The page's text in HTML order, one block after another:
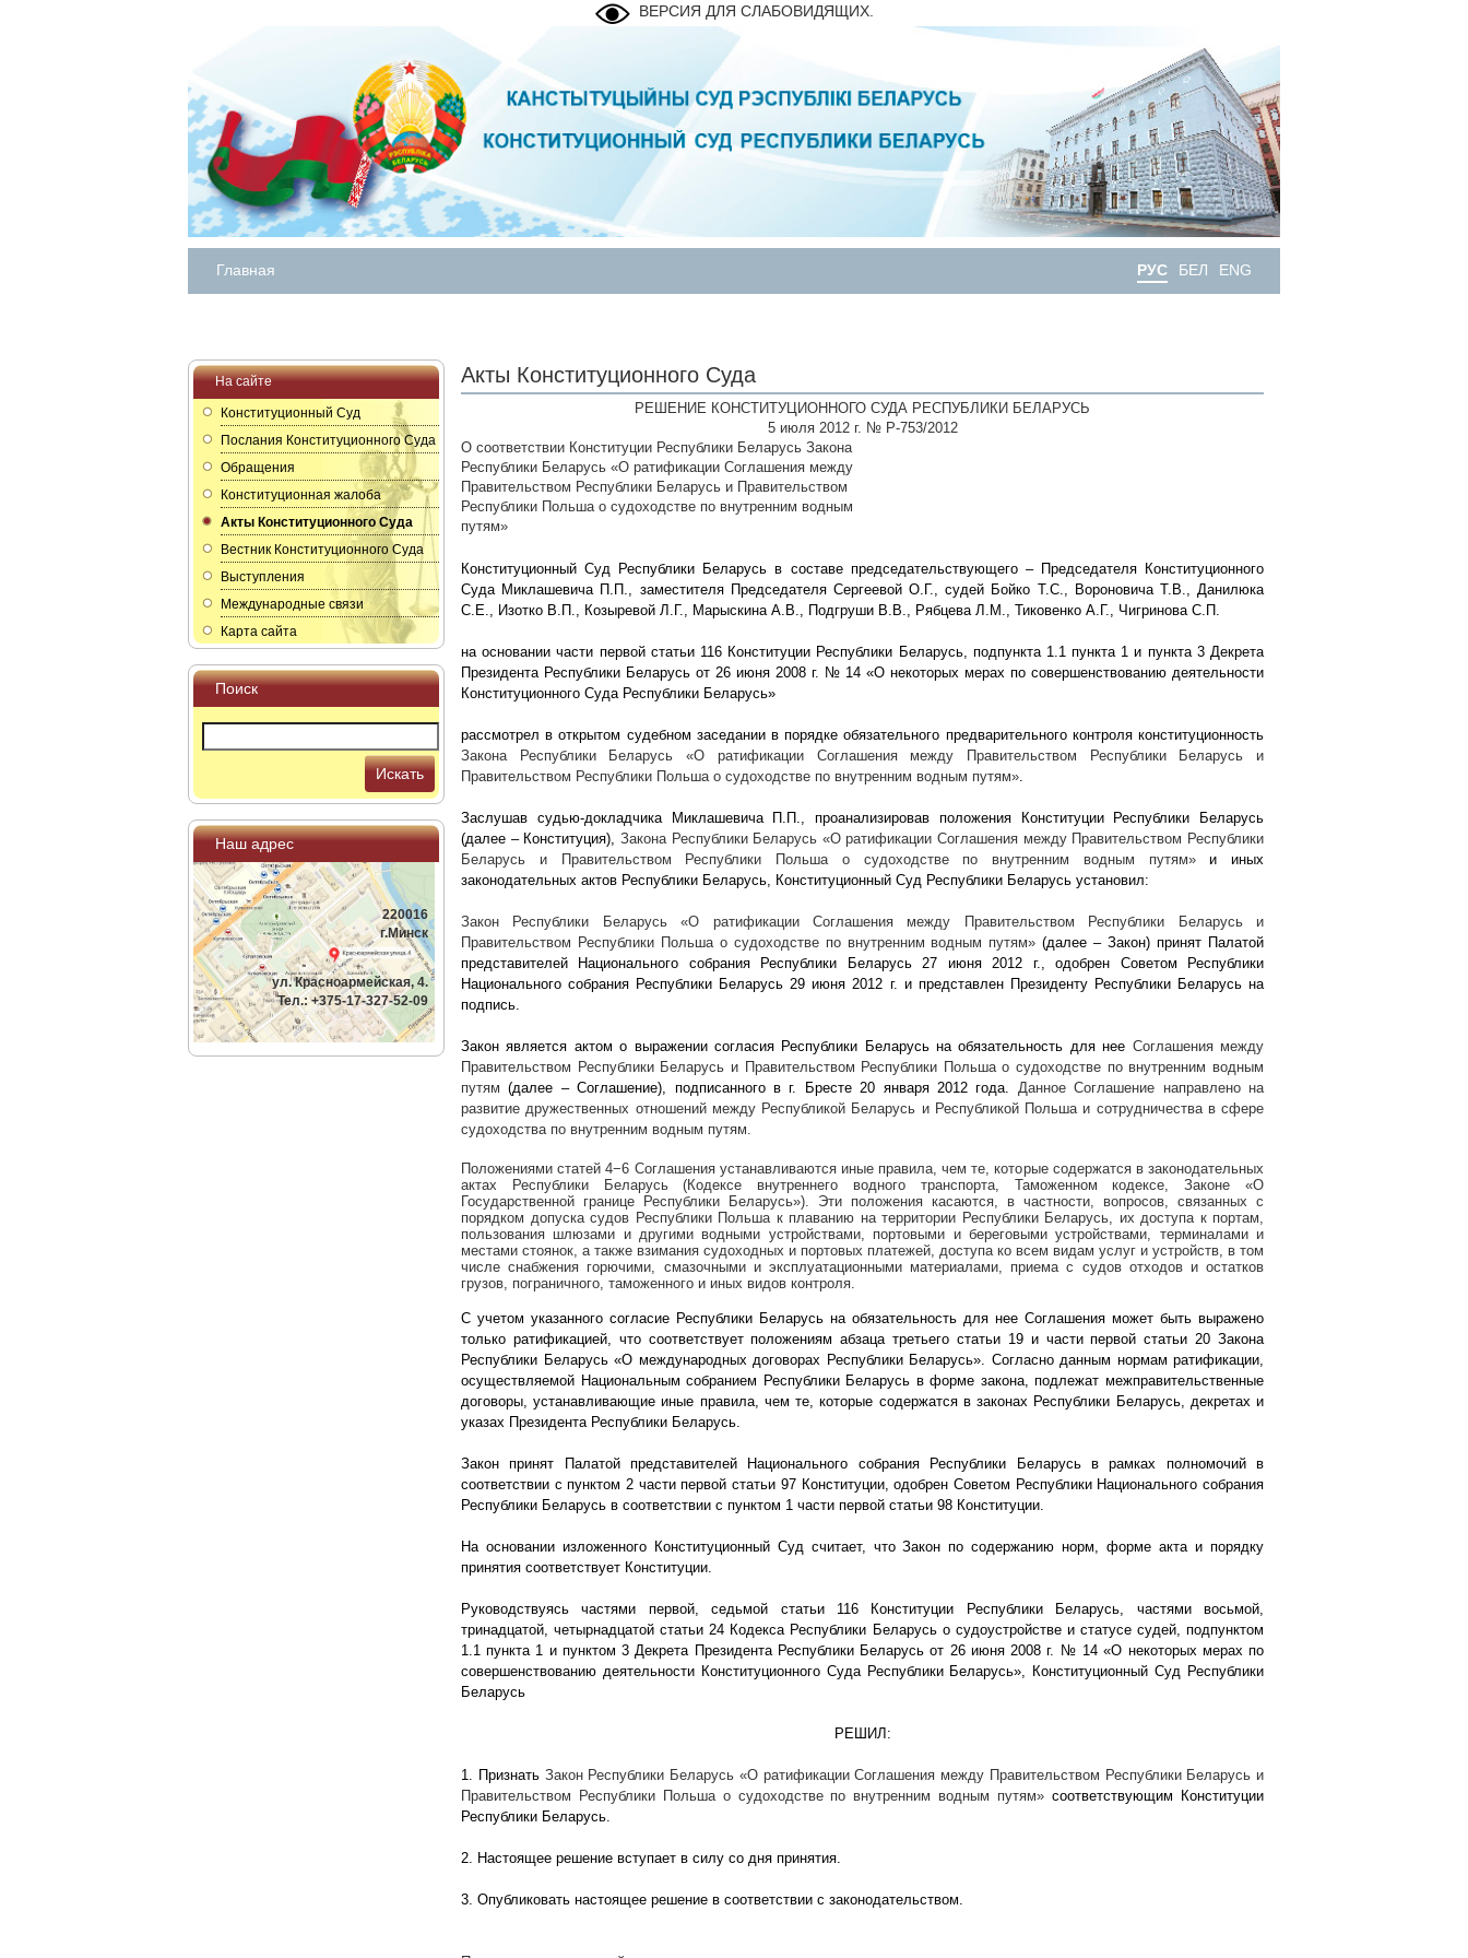
ВЕРСИЯ ДЛЯ СЛАБОВИДЯЩИХ.
Главная РУС БЕЛ ENG
На сайте
Конституционный Суд
Послания Конституционного Суда
Обращения
Конституционная жалоба
Акты Конституционного Суда
Вестник Конституционного Суда
Выступления
Международные связи
Карта сайта
Поиск
Искать
Наш адрес
220016
г.Минск
ул. Красноармейская, 4.
Тел.: +375-17-327-52-09
Акты Конституционного Суда
РЕШЕНИЕ КОНСТИТУЦИОННОГО СУДА РЕСПУБЛИКИ БЕЛАРУСЬ
5 июля 2012 г. № Р-753/2012
О соответствии Конституции Республики Беларусь Закона
Республики Беларусь «О ратификации Соглашения между
Правительством Республики Беларусь и Правительством
Республики Польша о судоходстве по внутренним водным
путям»
Конституционный Суд Республики Беларусь в составе председательствующего – Председателя Конституционного
Суда Миклашевича П.П., заместителя Председателя Сергеевой О.Г., судей Бойко Т.С., Вороновича Т.В., Данилюка
С.Е., Изотко В.П., Козыревой Л.Г., Марыскина А.В., Подгруши В.В., Рябцева Л.М., Тиковенко А.Г., Чигринова С.П.
на основании части первой статьи 116 Конституции Республики Беларусь, подпункта 1.1 пункта 1 и пункта 3 Декрета
Президента Республики Беларусь от 26 июня 2008 г. № 14 «О некоторых мерах по совершенствованию деятельности
Конституционного Суда Республики Беларусь»
рассмотрел в открытом судебном заседании в порядке обязательного предварительного контроля конституционность
Закона Республики Беларусь «О ратификации Соглашения между Правительством Республики Беларусь и
Правительством Республики Польша о судоходстве по внутренним водным путям»
Заслушав судью-докладчика Миклашевича П.П., проанализировав положения Конституции Республики Беларусь
(далее – Конституция), Закона Республики Беларусь «О ратификации Соглашения между Правительством Республики
Беларусь и Правительством Республики Польша о судоходстве по внутренним водным путям»и иных
законодательных актов Республики Беларусь, Конституционный Суд Республики Беларусь установил:
Закон Республики Беларусь «О ратификации Соглашения между Правительством Республики Беларусь и
Правительством Республики Польша о судоходстве по внутренним водным путям»(далее – Закон) принят Палатой
представителей Национального собрания Республики Беларусь 27 июня 2012 г., одобрен Советом Республики
Национального собрания Республики Беларусь 29 июня 2012 г. и представлен Президенту Республики Беларусь на
подпись.
Закон является актом о выражении согласия Республики Беларусь на обязательность для нее Соглашения между
Правительством Республики Беларусь и Правительством Республики Польша о судоходстве по внутренним водным
путям (далее – Соглашение), подписанного в г. Бресте 20 января 2012 года. Данное Соглашение направлено на
развитие дружественных отношений между Республикой Беларусь и Республикой Польша и сотрудничества в сфере
судоходства по внутренним водным путям.
Положениями статей 4−6 Соглашения устанавливаются иные правила, чем те, которые содержатся в законодательных
актах Республики Беларусь (Кодексе внутреннего водного транспорта, Таможенном кодексе, Законе «О
Государственной границе Республики Беларусь») . Эти положения касаются, в частности, вопросов, связанных с
порядком допуска судов Республики Польша к плаванию на территории Республики Беларусь, их доступа к портам,
пользования шлюзами и другими водными устройствами, портовыми и береговыми устройствами, терминалами и
местами стоянок, а также взимания судоходных и портовых платежей, доступа ко всем видам услуг и устройств, в том
числе снабжения горючими, смазочными и эксплуатационными материалами, приема с судов отходов и остатков
грузов, пограничного, таможенного и иных видов контроля.
С учетом указанного согласие Республики Беларусь на обязательность для нее Соглашения может быть выражено
только ратификацией, что соответствует положениям абзаца третьего статьи 19 и части первой статьи 20 Закона
Республики Беларусь «О международных договорах Республики Беларусь». Согласно данным нормам ратификации,
осуществляемой Национальным собранием Республики Беларусь в форме закона, подлежат межправительственные
договоры, устанавливающие иные правила, чем те, которые содержатся в законах Республики Беларусь, декретах и
указах Президента Республики Беларусь.
Закон принят Палатой представителей Национального собрания Республики Беларусь в рамках полномочий в
соответствии с пунктом 2 части первой статьи 97 Конституции, одобрен Советом Республики Национального собрания
Республики Беларусь в соответствии с пунктом 1 части первой статьи 98 Конституции.
На основании изложенного Конституционный Суд считает, что Закон по содержанию норм, форме акта и порядку
принятия соответствует Конституции.
Руководствуясь частями первой, седьмой статьи 116 Конституции Республики Беларусь, частями восьмой,
тринадцатой, четырнадцатой статьи 24 Кодекса Республики Беларусь о судоустройстве и статусе судей, подпунктом
1.1 пункта 1 и пунктом 3 Декрета Президента Республики Беларусь от 26 июня 2008 г. № 14 «О некоторых мерах по
совершенствованию деятельности Конституционного Суда Республики Беларусь», Конституционный Суд Республики
Беларусь
РЕШИЛ:
1. Признать Закон Республики Беларусь «О ратификации Соглашения между Правительством Республики Беларусь и
Правительством Республики Польша о судоходстве по внутренним водным путям»соответствующим Конституции
Республики Беларусь.
2. Настоящее решение вступает в силу со дня принятия.
3. Опубликовать настоящее решение в соответствии с законодательством.